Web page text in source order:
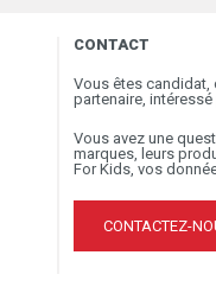
CONTACT
Vous êtes candidat,
partenaire,
Vous avez une
marques, leurs
For Kids, vos
CONTACTEZ-